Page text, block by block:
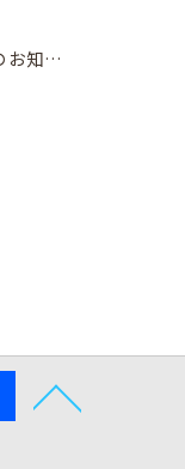
年末年始・休校のお知らせ